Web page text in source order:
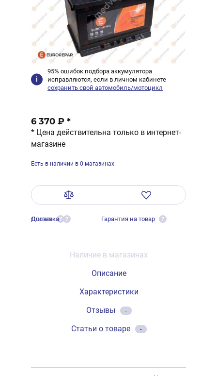
95% ошибок подбора аккумулятора
исправляются, если в личном кабинете
сохранить свой автомобиль/мотоцикл
6 370 ₽ *
* Цена действительна только в интернет-
магазине
Есть в наличии в 0 магазинах
Оплата ?
Доставка ? Гарантия на товар ?
Наличие в магазинах
Описание
Характеристики
Отзывы
-
Статьи о товаре -